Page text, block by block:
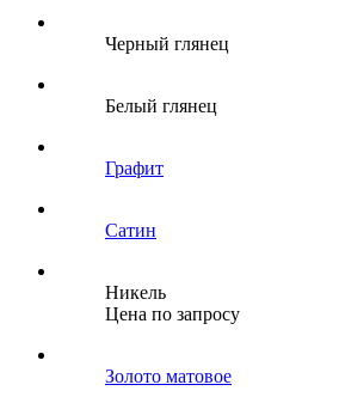
Черный глянец
Белый глянец
Графит
Сатин
Никель
Цена по запросу
Золото матовое